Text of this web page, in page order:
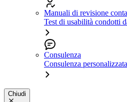
Manuali di revisione
Test di usabilità condotti
Consulenza
Consulenza
Chiudi